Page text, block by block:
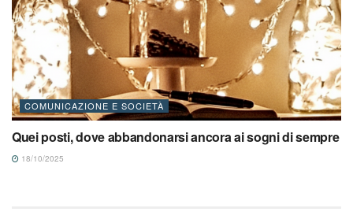
COMUNICAZIONE E SOCIETÀ
Quei posti, dove abbandonarsi ancora ai sogni di sempre
18/10/2025